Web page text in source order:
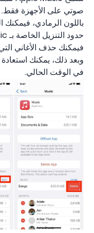
صوتي على الأجهزة فقط.
باللون الرمادي،
فيمكنك حذف الأغاني التي
وبعد ذلك، يمكنك
في الوقت الحالي.